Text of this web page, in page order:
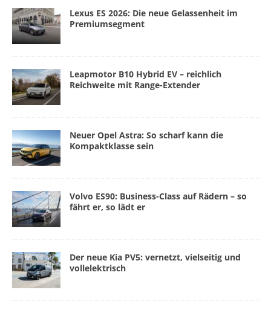
Lexus ES 2026: Die neue Gelassenheit im
Premiumsegment
Leapmotor B10 Hybrid EV – reichlich
Reichweite mit Range-Extender
Neuer Opel Astra: So scharf kann die
Kompaktklasse sein
Volvo ES90: Business-Class auf Rädern – so
fährt er, so lädt er
Der neue Kia PV5: vernetzt, vielseitig und
vollelektrisch